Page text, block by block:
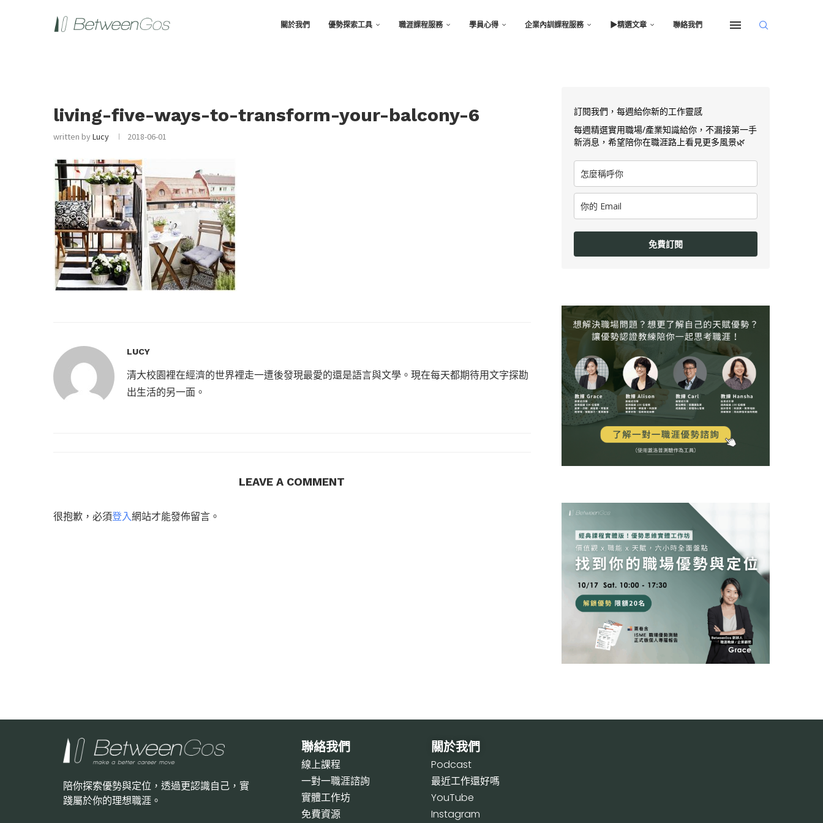
關於我們 優勢探索工具 職涯課程服務 學員心得 企業內訓課程服務 ▶︎精選文章 聯絡我們
living-five-ways-to-transform-your-balcony-6
written byLucy 2018-06-01
LUCY
清大校園裡在經濟的世界裡走一遭後發現最愛的還是語言與文學。現在每天都期待用文字探勘
出生活的另一面。
LEAVE A COMMENT
很抱歉，必須登入網站才能發佈留言。
訂閱我們，每週給你新的工作靈感
每週精選實用職場/產業知識給你，不漏接第一手
新消息，希望陪你在職涯路上看見更多風景🌿
免費訂閱
陪你探索優勢與定位，透過更認識自己，實
踐屬於你的理想職涯。
聯絡我們
線上課程
一對一職涯諮詢
實體工作坊
免費資源
關於我們
Podcast
最近工作還好嗎
YouTube
Instagram